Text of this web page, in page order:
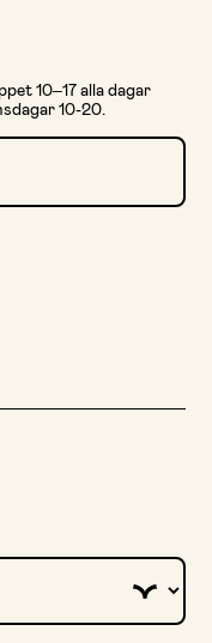
10–17 alla dagar
10-20.